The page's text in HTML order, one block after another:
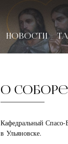
НОВОСТИ
О соборе
Кафедральный Спасо-
в Ульяновске.